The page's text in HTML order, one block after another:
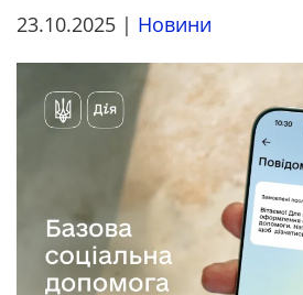
23.10.2025 | Новини